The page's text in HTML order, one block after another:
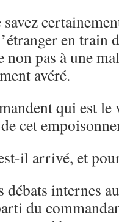
en train
non pas à une
avéré.
qui est
cet
il arrivé, et
débats internes
du